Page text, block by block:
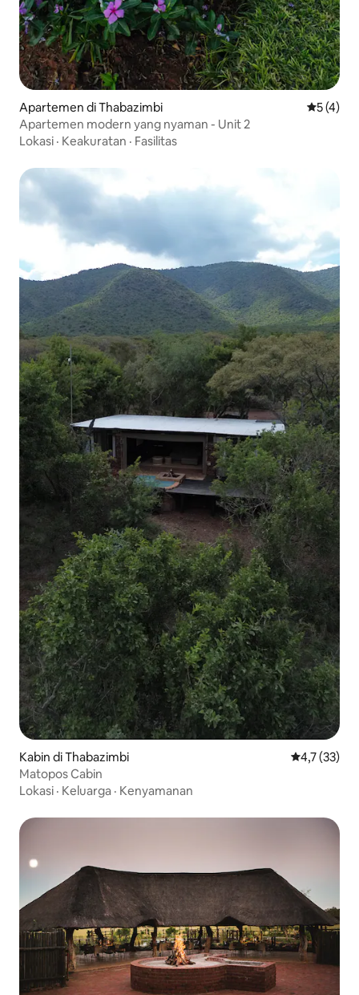
Apartemen di Thabazimbi Nilai
5 (4)
Apartemen modern yang nyaman - Unit 2
Lokasi · Keakuratan · Fasilitas
Kabin di Thabazimbi Nilai rata-
4,7 (33)
Matopos Cabin
Lokasi · Keluarga · Kenyamanan